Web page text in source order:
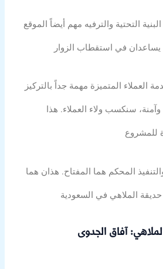
التحتية والترفيه مهم أيضاً الموقع
العملاء المتميزة مهمة جداً بالتركيز
سنكسب ولاء العملاء. هذا
المحكم هما المفتاح. هذان هما
آفاق الجدوى